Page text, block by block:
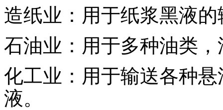
造纸业：用于纸浆黑液的
石油业：用于多种油类
化工业：用于输送各种
液。